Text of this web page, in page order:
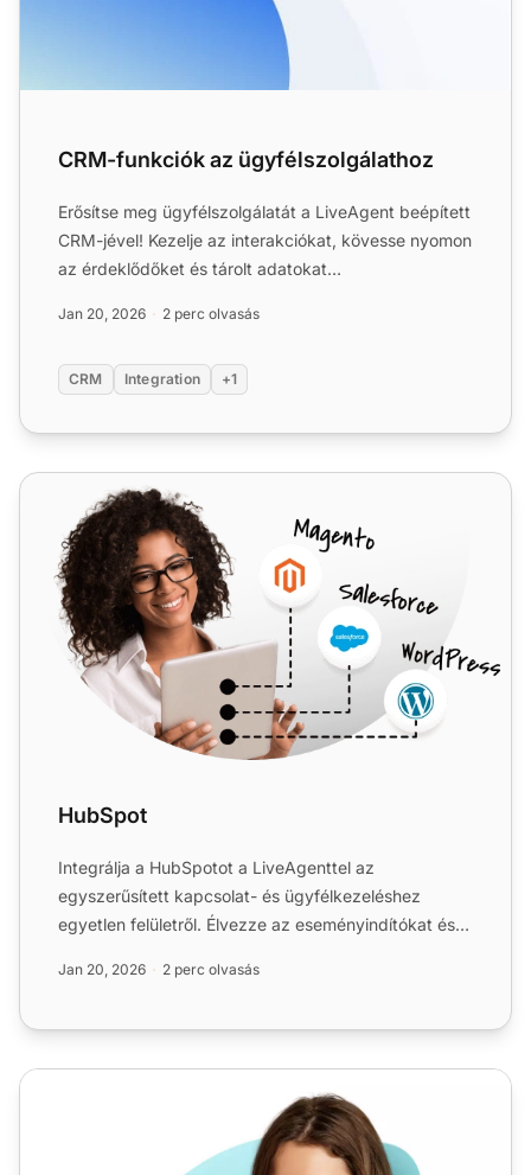
CRM-funkciók az ügyfélszolgálathoz
Erősítse meg ügyfélszolgálatát a LiveAgent beépített
CRM-jével! Kezelje az interakciókat, kövesse nyomon
az érdeklődőket és tárolt adatokat
Jan 20, 2026 2 perc olvasás
CRM Integration +1
HubSpot
HubSpot
Integrálja a HubSpotot a LiveAgenttel az
egyszerűsített kapcsolat- és ügyfélkezeléshez
egyetlen felületről. Élvezze az eseményindítókat és
Jan 20, 2026 2 perc olvasás
Legjobb CRM call centerekhez